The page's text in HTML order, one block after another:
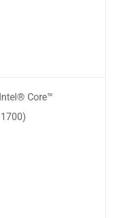
Core™